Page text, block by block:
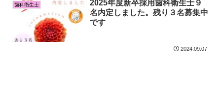
歯科衛生士
2025年度新卒採用歯科衛生士９
名内定しました。残り３名募集中
です
2024.09.07